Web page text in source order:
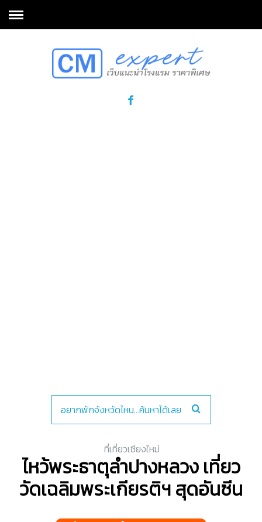
ที่เที่ยวเชียงใหม่
ไหว้พระธาตุลำปางหลวง เที่ยว
วัดเฉลิมพระเกียรติฯ สุดอันซีน